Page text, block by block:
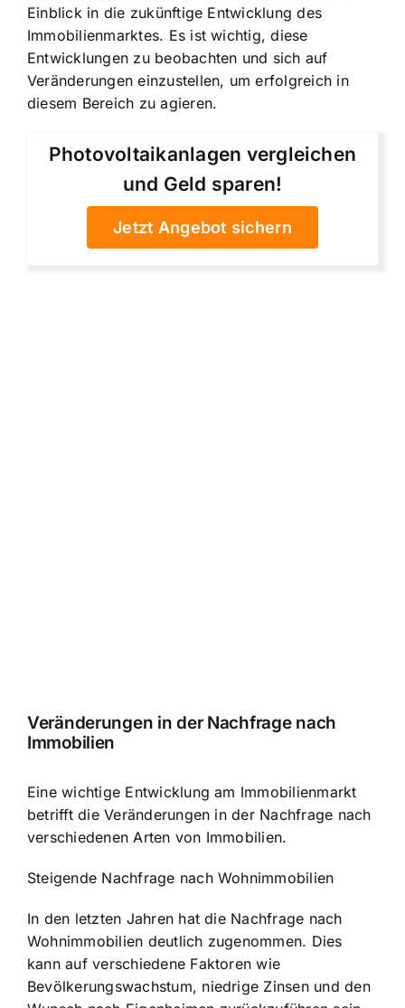
Einblick in die zukünftige Entwicklung des
Immobilienmarktes. Es ist wichtig, diese
Entwicklungen zu beobachten und sich auf
Veränderungen einzustellen, um erfolgreich in
diesem Bereich zu agieren.
Photovoltaikanlagen vergleichen
und Geld sparen!
Jetzt Angebot sichern
Veränderungen in der Nachfrage nach
Immobilien
Eine wichtige Entwicklung am Immobilienmarkt
betrifft die Veränderungen in der Nachfrage nach
verschiedenen Arten von Immobilien.
Steigende Nachfrage nach Wohnimmobilien
In den letzten Jahren hat die Nachfrage nach
Wohnimmobilien deutlich zugenommen. Dies
kann auf verschiedene Faktoren wie
Bevölkerungswachstum, niedrige Zinsen und den